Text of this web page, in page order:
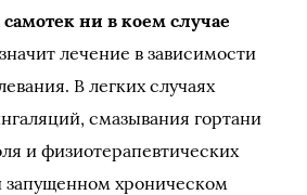
ни в коем случае
лечение в зависимости
В легких случаях
смазывания гортани
и физиотерапевтических
запущенном хроническом